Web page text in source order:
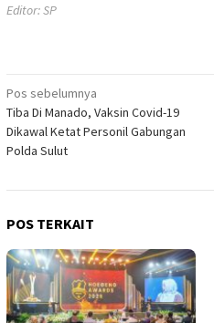
Editor: SP
Navigasi
pos
Pos sebelumnya
Tiba Di Manado, Vaksin Covid-19
Dikawal Ketat Personil Gabungan
Polda Sulut
POS TERKAIT